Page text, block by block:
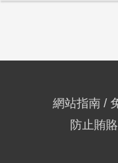
網站指南
防止賄